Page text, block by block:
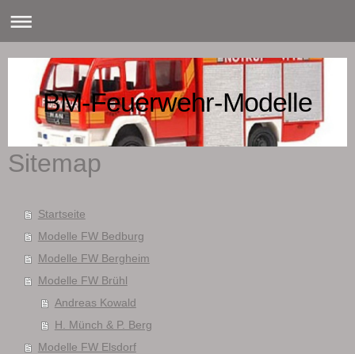
BM-Feuerwehr-Modelle
Sitemap
Startseite
Modelle FW Bedburg
Modelle FW Bergheim
Modelle FW Brühl
Andreas Kowald
H. Münch & P. Berg
Modelle FW Elsdorf